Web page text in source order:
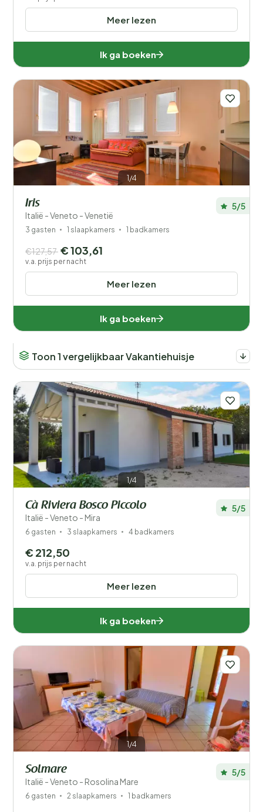
Meer lezen
Ik ga boeken
1/4
Iris
Italië - Veneto - Venetië
5/5
3 gasten 1 slaapkamers 1 badkamers
Meer lezen
€127,57 € 103,61
v.a. prijs per nacht
Ik ga boeken
Toon 1 vergelijkbaar Vakantiehuisje
1/4
Cà Riviera Bosco Piccolo
Italië - Veneto - Mira
5/5
6 gasten 3 slaapkamers 4 badkamers
Meer lezen
€ 212,50
v.a. prijs per nacht
Ik ga boeken
1/4
Solmare
Italië - Veneto - Rosolina Mare
5/5
6 gasten 2 slaapkamers 1 badkamers